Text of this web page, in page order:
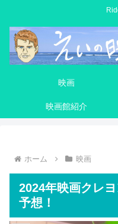
映画
映画館紹介
ホーム 映画
2024年映画クレ
予想！